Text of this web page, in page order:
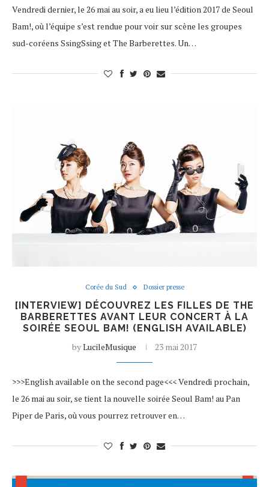
Vendredi dernier, le 26 mai au soir, a eu lieu l’édition 2017 de Seoul
Bam!, où l’équipe s’est rendue pour voir sur scène les groupes
sud-coréens SsingSsing et The Barberettes. Un…
Corée du Sud Dossier presse
[INTERVIEW] DÉCOUVREZ LES FILLES DE THE
BARBERETTES AVANT LEUR CONCERT À LA
SOIRÉE SEOUL BAM! (ENGLISH AVAILABLE)
byLucileMusique 23 mai 2017
>>>English available on the second page<<< Vendredi prochain,
le 26 mai au soir, se tient la nouvelle soirée Seoul Bam! au Pan
Piper de Paris, où vous pourrez retrouver en…